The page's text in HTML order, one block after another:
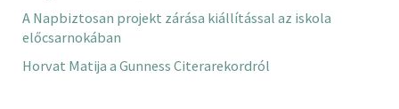
A Napbiztosan projekt zárása kiállítással az iskola
előcsarnokában
Horvat Matija a Gunness Citerarekordról